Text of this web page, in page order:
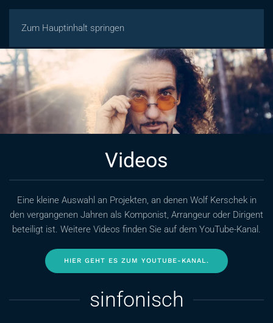
Zum Hauptinhalt springen
Videos
Eine kleine Auswahl an Projekten, an denen Wolf Kerschek in
den vergangenen Jahren als Komponist, Arrangeur oder Dirigent
beteiligt ist. Weitere Videos finden Sie auf dem YouTube-Kanal.
HIER GEHT ES ZUM YOUTUBE-KANAL.
sinfonisch